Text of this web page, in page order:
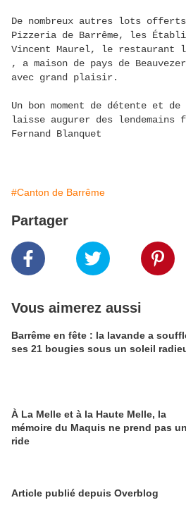
De nombreux autres lots
Pizzeria de Barrême, les
Vincent Maurel, le restaurant
, a maison de pays de
avec grand plaisir.
Un bon moment de détente et
laisse augurer des lendemains
Fernand Blanquet
#Canton de Barrême
Partager
Vous aimerez aussi
Barrême en fête : la lavande a
ses 21 bougies sous un soleil
À La Melle et à la Haute Melle, la
mémoire du Maquis ne prend pas
ride
Article publié depuis Overblog